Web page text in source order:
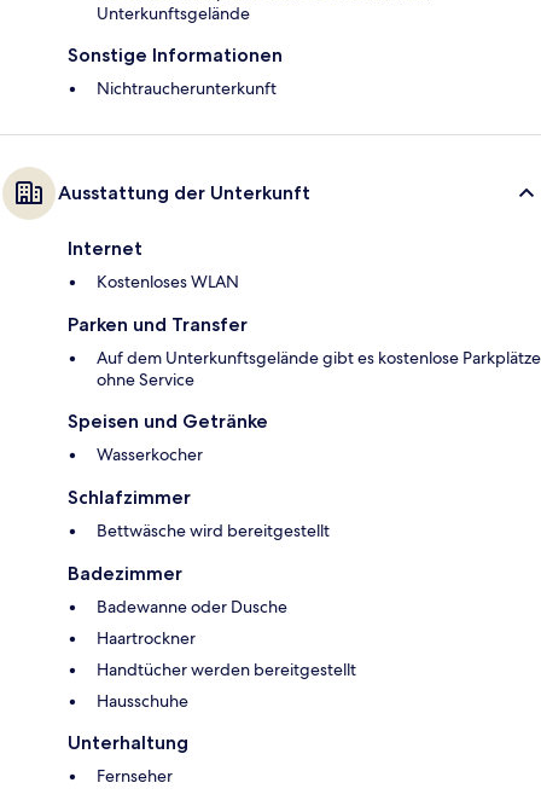
Unterkunftsgelände
Sonstige Informationen
Nichtraucherunterkunft
Ausstattung der Unterkunft
Internet
Kostenloses WLAN
Parken und Transfer
Auf dem Unterkunftsgelände gibt es kostenlose Parkplätze
ohne Service
Speisen und Getränke
Wasserkocher
Schlafzimmer
Bettwäsche wird bereitgestellt
Badezimmer
Badewanne oder Dusche
Haartrockner
Handtücher werden bereitgestellt
Hausschuhe
Unterhaltung
Fernseher